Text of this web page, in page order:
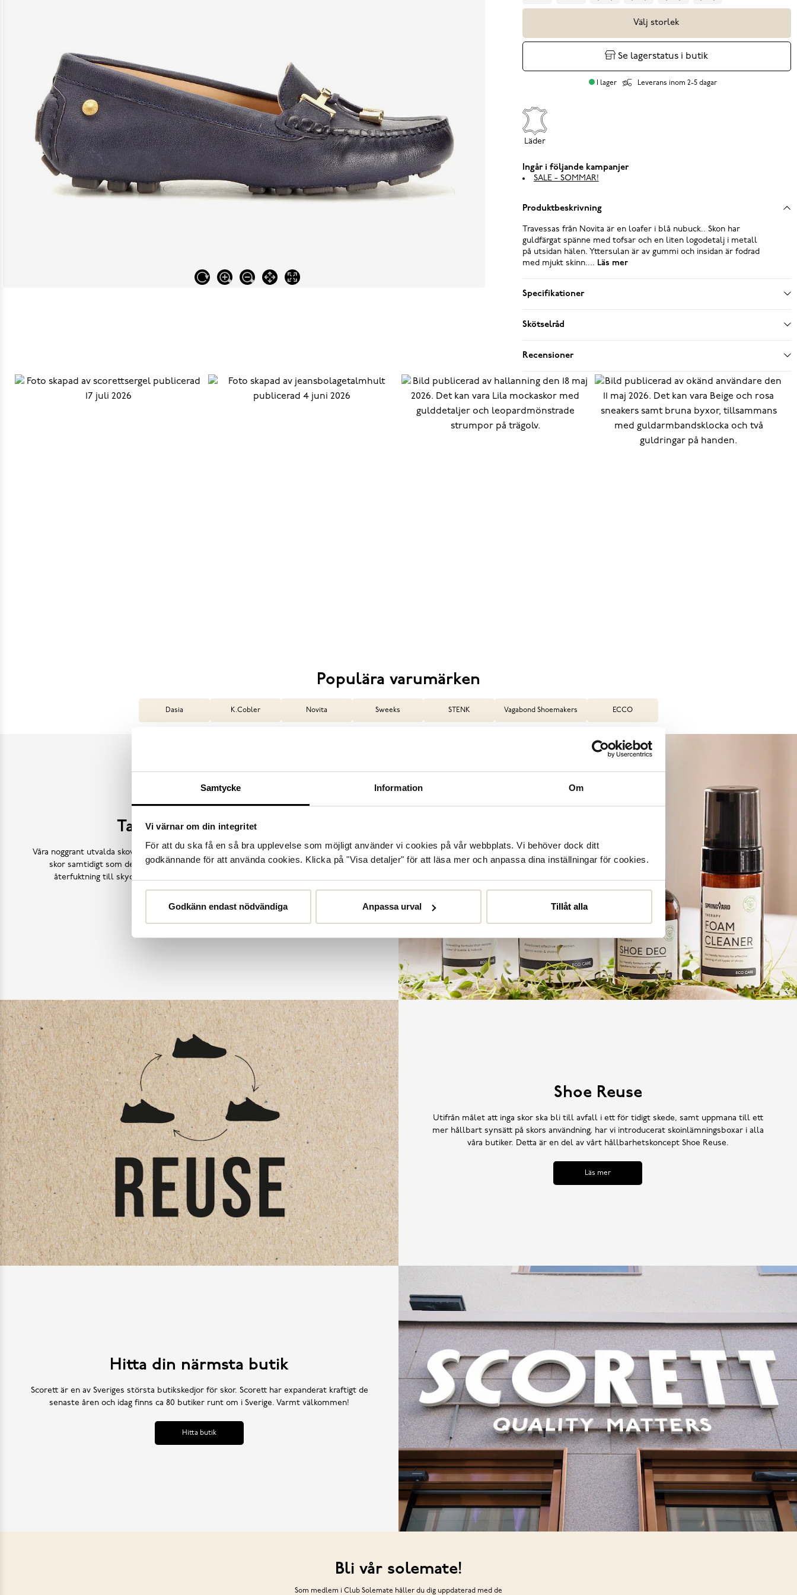
Samtycke Information Om
Vi värnar om din integritet
För att du ska få en så bra upplevelse som möjligt använder vi cookies på vår webbplats. Vi behöver dock ditt
godkännande för att använda cookies. Klicka på "Visa detaljer" för att läsa mer och anpassa dina inställningar för cookies.
Godkänn endast nödvändiga Anpassa urval Tillåt alla
Välj storlek
Se lagerstatus i butik
I lager Leverans inom 2-5 dagar
Läder
Ingår i följande kampanjer
SALE - SOMMAR!
Produktbeskrivning
Travessas från Novita är en loafer i blå nubuck.. Skon har
guldfärgat spänne med tofsar och en liten logodetalj i metall
på utsidan hälen. Yttersulan är av gummi och insidan är fodrad
med mjukt skinn.... Läs mer
Specifikationer
Skötselråd
Recensioner
Populära varumärken
Dasia K.Cobler Novita Sweeks STENK Vagabond Shoemakers ECCO
Ta hand om dina skor
Våra noggrant utvalda skovårdsprodukter är skapade för att förlänga livslängden på dina
skor samtidigt som de behåller deras ursprungliga skönhet. Från rengöring och
återfuktning till skydd mot väder och slitage – vi har allt kan tänkas behöva.
Köp skovård
Shoe Reuse
Utifrån målet att inga skor ska bli till avfall i ett för tidigt skede, samt uppmana till ett
mer hållbart synsätt på skors användning, har vi introducerat skoinlämningsboxar i alla
våra butiker. Detta är en del av vårt hållbarhetskoncept Shoe Reuse.
Läs mer
Hitta din närmsta butik
Scorett är en av Sveriges största butikskedjor för skor. Scorett har expanderat kraftigt de
senaste åren och idag finns ca 80 butiker runt om i Sverige. Varmt välkommen!
Hitta butik
Bli vår solemate!
Som medlem i Club Solemate håller du dig uppdaterad med de